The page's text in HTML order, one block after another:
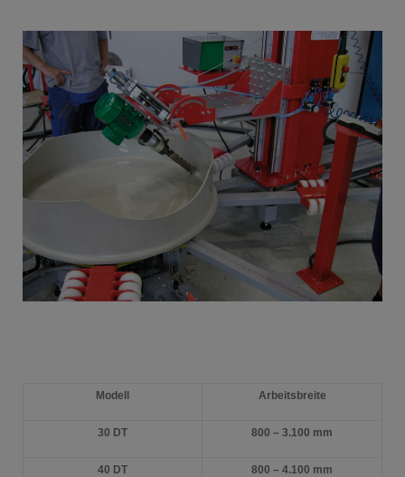
Français
Español
Polski
Русский
Modell Arbeitsbreite
30 DT 800 – 3.100 mm
40 DT 800 – 4.100 mm